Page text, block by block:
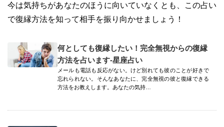
今は気持ちがあなたのほうに向いていなくとも、この占い
で復縁方法を知って相手を振り向かせましょう！
何としても復縁したい！完全無視からの復縁
方法を占います-星座占い
メールも電話も反応がない。けど別れても彼のことが好きで
忘れられない。そんなあなたに、完全無視の彼と復縁できる
方法をお教えします。あなたの気持…